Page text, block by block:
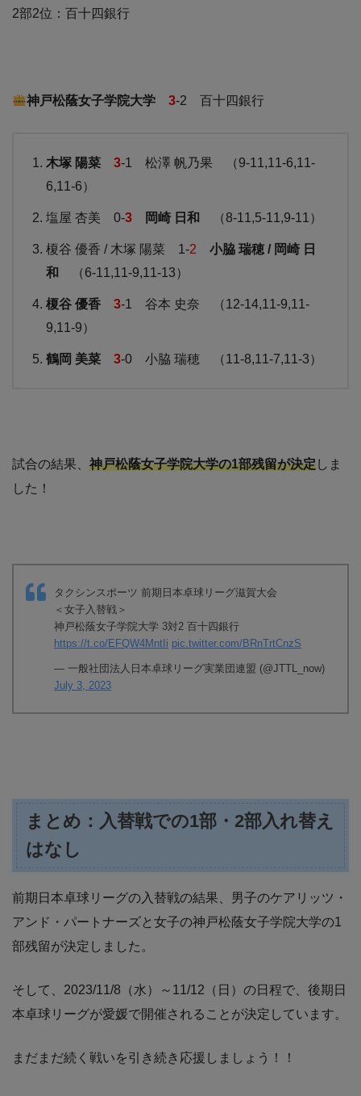
2部2位：百十四銀行
神戸松蔭女子学院大学3-2 百十四銀行
木塚 陽菜 3-1 松澤 帆乃果 （9-11,11-6,11-
6,11-6）
塩屋 杏美 0-3 岡崎 日和 （8-11,5-11,9-11）
榎谷 優香 / 木塚 陽菜 1-2
小脇 瑞穂 / 岡崎 日
和
（6-11,11-9,11-13）
榎谷 優香 3-1 谷本 史奈 （12-14,11-9,11-
9,11-9）
鶴岡 美菜 3-0 小脇 瑞穂 （11-8,11-7,11-3）
試合の結果、 神戸松蔭女子学院大学の1部残留が決定しま
した！
タクシンスポーツ 前期日本卓球リーグ滋賀大会
＜女子入替戦＞
神戸松蔭女子学院大学 3対2 百十四銀行
https://t.co/EFQW4MntIi pic.twitter.com/BRnTrtCnzS
— 一般社団法人日本卓球リーグ実業団連盟 (@JTTL_now)
July 3, 2023
まとめ：入替戦での1部・2部入れ替え
はなし
前期日本卓球リーグの入替戦の結果、男子のケアリッツ・
アンド・パートナーズと女子の神戸松蔭女子学院大学の1
部残留が決定しました。
そして、2023/11/8（水）～11/12（日）の日程で、後期日
本卓球リーグが愛媛で開催されることが決定しています。
まだまだ続く戦いを引き続き応援しましょう！！